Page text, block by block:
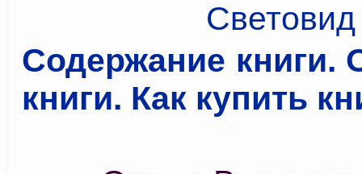
Содержание книги.
книги. Как купить